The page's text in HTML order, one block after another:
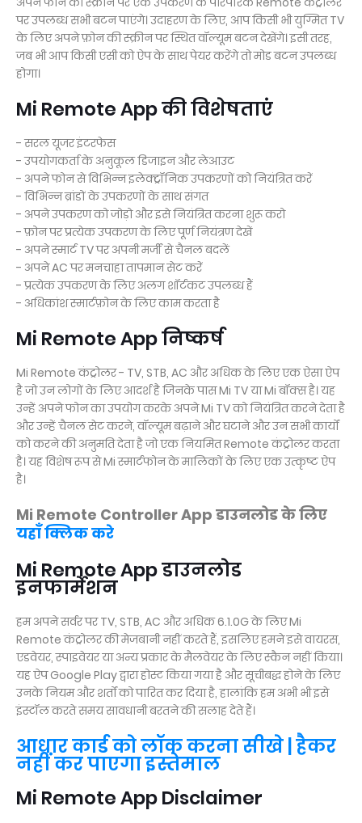
पर उपलब्ध सभी बटन पाएंगे। उदाहरण के लिए, आप किसी भी युग्मित TV
के लिए अपने फ़ोन की स्क्रीन पर स्थित वॉल्यूम बटन देखेंगे। इसी तरह,
जब भी आप किसी एसी को ऐप के साथ पेयर करेंगे तो मोड बटन उपलब्ध
होगा।
Mi Remote App की विशेषताएं
- सरल यूजर इंटरफेस
- उपयोगकर्ता के अनुकूल डिजाइन और लेआउट
- अपने फोन से विभिन्न इलेक्ट्रॉनिक उपकरणों को नियंत्रित करें
- विभिन्न ब्रांडों के उपकरणों के साथ संगत
- अपने उपकरण को जोड़ो और इसे नियंत्रित करना शुरू करो
- फ़ोन पर प्रत्येक उपकरण के लिए पूर्ण नियंत्रण देखें
- अपने स्मार्ट TV पर अपनी मर्जी से चैनल बदलें
- अपने AC पर मनचाहा तापमान सेट करें
- प्रत्येक उपकरण के लिए अलग शॉर्टकट उपलब्ध हैं
- अधिकांश स्मार्टफ़ोन के लिए काम करता है
Mi Remote App निष्कर्ष
Mi Remote कंट्रोलर - TV, STB, AC और अधिक के लिए एक ऐसा ऐप
है जो उन लोगों के लिए आदर्श है जिनके पास Mi TV या Mi बॉक्स है। यह
उन्हें अपने फोन का उपयोग करके अपने Mi TV को नियंत्रित करने देता है
और उन्हें चैनल सेट करने, वॉल्यूम बढ़ाने और घटाने और उन सभी कार्यों
को करने की अनुमति देता है जो एक नियमित Remote कंट्रोलर करता
है। यह विशेष रूप से Mi स्मार्टफोन के मालिकों के लिए एक उत्कृष्ट ऐप
है।
Mi Remote Controller App डाउनलोड के लिए
यहाँ क्लिक करे
Mi Remote App डाउनलोड
इनफार्मेशन
हम अपने सर्वर पर TV, STB, AC और अधिक 6.1.0G के लिए Mi
Remote कंट्रोलर की मेजबानी नहीं करते हैं, इसलिए हमने इसे वायरस,
एडवेयर, स्पाइवेयर या अन्य प्रकार के मैलवेयर के लिए स्कैन नहीं किया।
यह ऐप Google Play द्वारा होस्ट किया गया है और सूचीबद्ध होने के लिए
उनके नियम और शर्तों को पारित कर दिया है, हालांकि हम अभी भी इसे
इंस्टॉल करते समय सावधानी बरतने की सलाह देते हैं।
आधार कार्ड को लॉक करना सीखे | हैकर
नहीं कर पाएगा इस्तेमाल
Mi Remote App Disclaimer